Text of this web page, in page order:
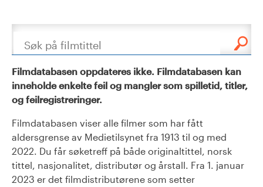
Søk
Filmdatabasen oppdateres ikke. Filmdatabasen kan
inneholde enkelte feil og mangler som spilletid, titler,
og feilregistreringer.
Filmdatabasen viser alle filmer som har fått
aldersgrense av Medietilsynet fra 1913 til og med
2022. Du får søketreff på både originaltittel, norsk
tittel, nasjonalitet, distributør og årstall. Fra 1. januar
2023 er det filmdistributørene som setter